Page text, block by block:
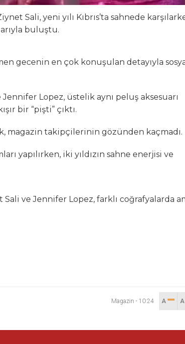
Sali, yeni yılı Kıbrıs’ta sahnede
buluştu.
gecenin en çok konuşulan detayıyla
Lopez, üstelik aynı peluş aksesuarı
bir “pişti” çıktı.
magazin takipçilerinin gözünden kaçmadı.
yapılırken, iki yıldızın sahne enerjisi ve
Sali ve Jennifer Lopez, farklı coğrafyalarda
Magazin - 10:24 A